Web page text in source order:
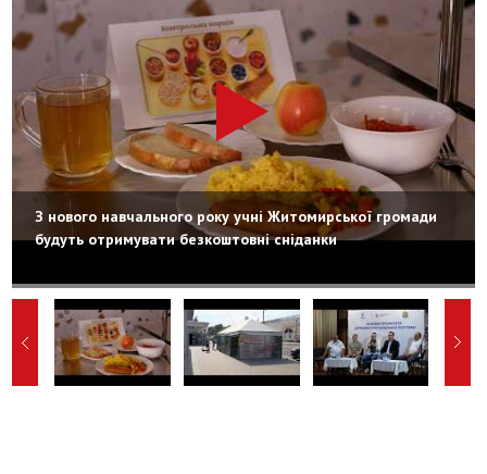
З нового навчального року учні Житомирської громади
будуть отримувати безкоштовні сніданки